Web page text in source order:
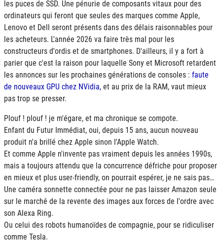
les puces de SSD. Une pénurie de composants vitaux pour des
ordinateurs qui feront que seules des marques comme Apple,
Lenovo et Dell seront présents dans des délais raisonnables pour
les acheteurs. L'année 2026 va faire très mal pour les
constructeurs d'ordis et de smartphones. D'ailleurs, il y a fort à
parier que c'est la raison pour laquelle Sony et Microsoft retardent
les annonces sur les prochaines générations de consoles : faute
de nouveaux GPU chez NVidia, et au prix de la RAM, vaut mieux
pas trop se presser.
Plouf ! plouf ! je m'égare, et ma chronique se compote.
Enfant du Futur Immédiat, oui, depuis 15 ans, aucun nouveau
produit n'a brillé chez Apple sinon l'Apple Watch.
Et comme Apple n'invente pas vraiment depuis les années 1990s,
mais a toujours attendu que la concurrence défriche pour proposer
en mieux et plus user-friendly, on pourrait espérer, je ne sais pas…
Une caméra sonnette connectée pour ne pas laisser Amazon seule
sur le marché de la revente des images aux forces de l'ordre avec
son Alexa Ring.
Ou celui des robots humanoïdes de compagnie, pour se ridiculiser
comme Tesla.